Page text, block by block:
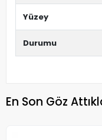
Yüzey
Durumu
En Son Göz